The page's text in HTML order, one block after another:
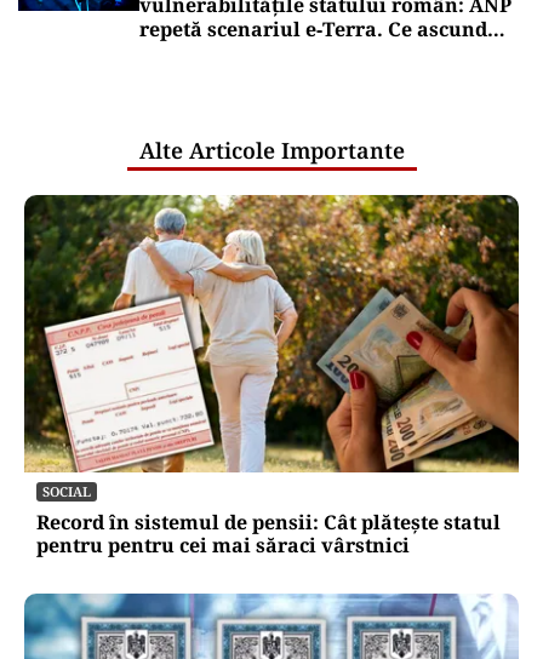
repetă scenariul e‑Terra. Ce ascund
Alte Articole Importante
SOCIAL
Record în sistemul de pensii: Cât plătește statul
pentru pentru cei mai săraci vârstnici